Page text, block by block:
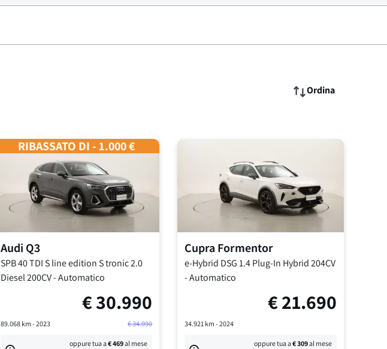
Ordina
RIBASSATO DI - 1.000 €
Audi Q3
SPB 40 TDI S line edition S tronic2.0
Diesel 200CV-Automatico
€30.990
89.068km - 2023 €34.990
oppure tua a€469al mese
Cupra Formentor
e-Hybrid DSG 1.4 Plug-In Hybrid 204CV
-Automatico
€21.690
34.921 km -2024
oppure tua a€309al mese